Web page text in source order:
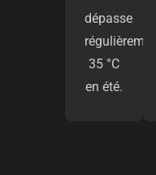
dépasse
régulièrement
35 °C
en été.